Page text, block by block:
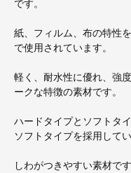
です。
紙、フィルム、布の特性
で使用されています。
軽く、耐水性に優れ、強
ークな特徴の素材です。
ハードタイプとソフトタ
ソフトタイプを採用してい
しわがつきやすい素材で